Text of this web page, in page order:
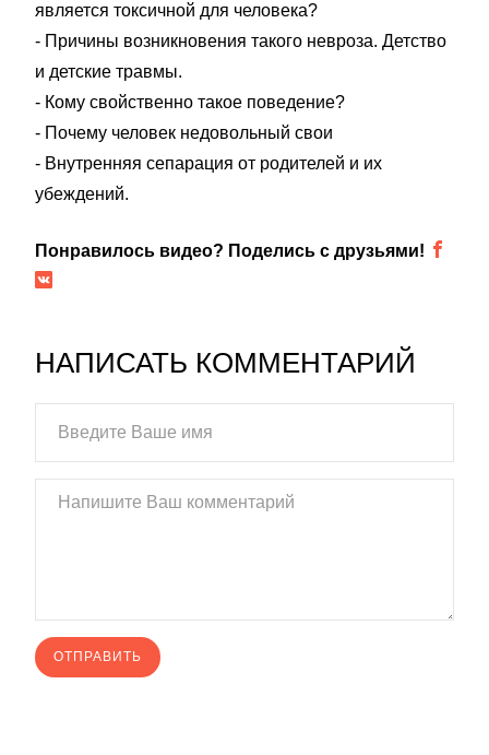
является токсичной для человека?
- Причины возникновения такого невроза. Детство
и детские травмы.
- Кому свойственно такое поведение?
- Почему человек недовольный свои
- Внутренняя сепарация от родителей и их
убеждений.
Понравилось видео? Поделись с друзьями!
НАПИСАТЬ КОММЕНТАРИЙ